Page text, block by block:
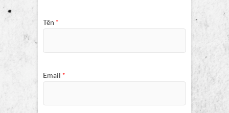
Tên *
Email *